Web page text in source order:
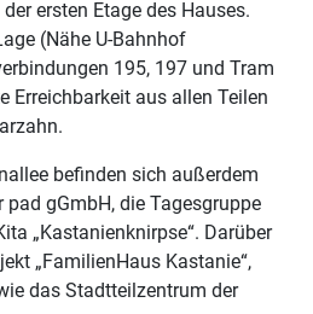
ersten Etage des Hauses.
(Nähe U-Bahnhof
195, 197 und Tram
Erreichbarkeit aus allen Teilen
befinden sich außerdem
gGmbH, die Tagesgruppe
„Kastanienknirpse“. Darüber
„FamilienHaus Kastanie“,
das Stadtteilzentrum der